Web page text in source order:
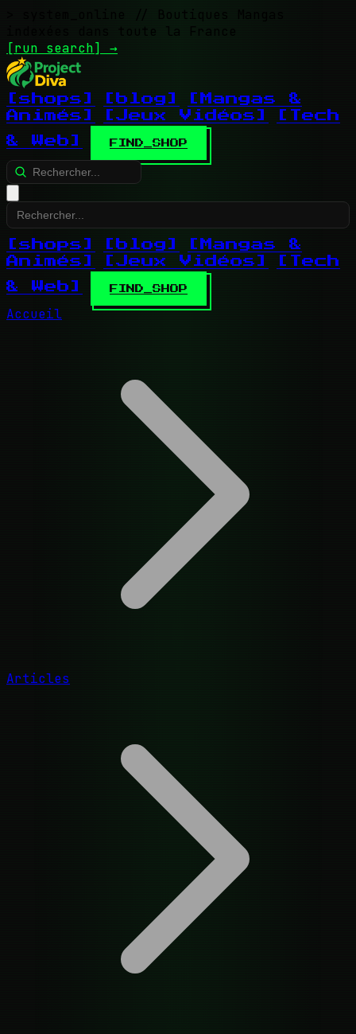
// Boutiques Mangas
indexées dans toute la France
[run search] →
[shops] [blog]
[Mangas &
Animés]
[Jeux Vidéos]
[Tech
& Web]
FIND_SHOP
[shops] [blog]
[Mangas &
Animés]
[Jeux Vidéos]
[Tech
& Web]
FIND_SHOP
Accueil
Articles